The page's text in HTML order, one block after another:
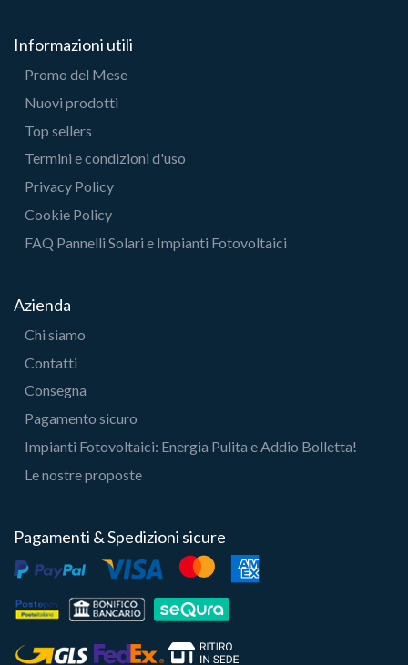
Informazioni utili
Promo del Mese
Nuovi prodotti
Top sellers
Termini e condizioni d'uso
Privacy Policy
Cookie Policy
FAQ Pannelli Solari e Impianti Fotovoltaici
Azienda
Chi siamo
Contatti
Consegna
Pagamento sicuro
Impianti Fotovoltaici: Energia Pulita e Addio Bolletta!
Le nostre proposte
Pagamenti & Spedizioni sicure